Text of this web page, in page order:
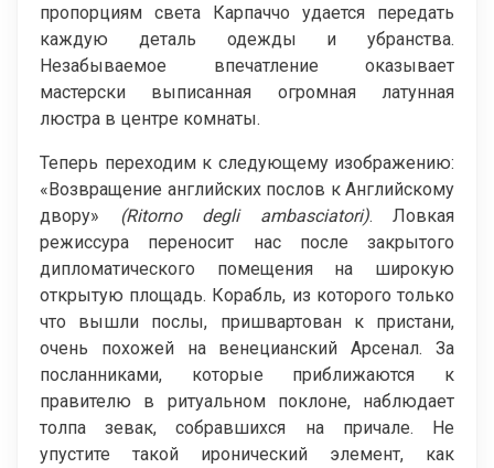
пропорциям света Карпаччо удается передать
каждую деталь одежды и убранства.
Незабываемое впечатление оказывает
мастерски выписанная огромная латунная
люстра в центре комнаты.
Теперь переходим к следующему изображению:
«Возвращение английских послов к Английскому
двору» (Ritorno degli ambasciatori). Ловкая
режиссура переносит нас после закрытого
дипломатического помещения на широкую
открытую площадь. Корабль, из которого только
что вышли послы, пришвартован к пристани,
очень похожей на венецианский Арсенал. За
посланниками, которые приближаются к
правителю в ритуальном поклоне, наблюдает
толпа зевак, собравшихся на причале. Не
упустите такой иронический элемент, как